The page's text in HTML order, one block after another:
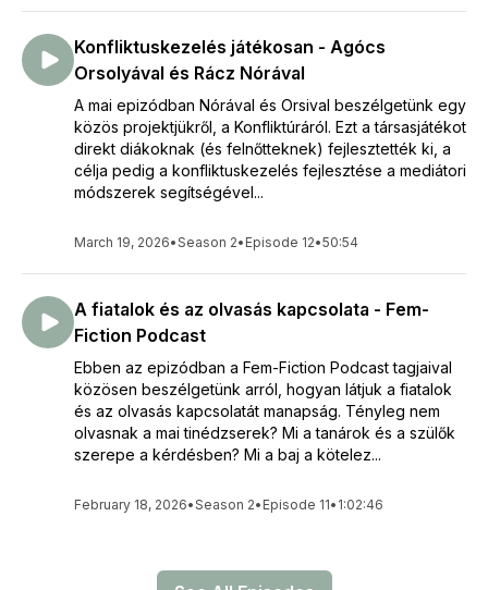
Konfliktuskezelés játékosan - Agócs
Orsolyával és Rácz Nórával
A mai epizódban Nórával és Orsival beszélgetünk egy
közös projektjükről, a Konfliktúráról. Ezt a társasjátékot
direkt diákoknak (és felnőtteknek) fejlesztették ki, a
célja pedig a konfliktuskezelés fejlesztése a mediátori
módszerek segítségével...
March 19, 2026•Season 2• Episode 12•50:54
A fiatalok és az olvasás kapcsolata - Fem-
Fiction Podcast
Ebben az epizódban a Fem-Fiction Podcast tagjaival
közösen beszélgetünk arról, hogyan látjuk a fiatalok
és az olvasás kapcsolatát manapság. Tényleg nem
olvasnak a mai tinédzserek? Mi a tanárok és a szülők
szerepe a kérdésben? Mi a baj a kötelez...
February 18, 2026•Season 2• Episode 11• 1:02:46